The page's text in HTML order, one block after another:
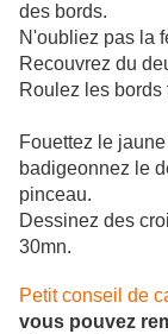
des bords.
N'oubliez pas la
Recouvrez du
Roulez les bords
Fouettez le
badigeonnez le
pinceau.
Dessinez des
30mn.
Petit conseil de
vous pouvez